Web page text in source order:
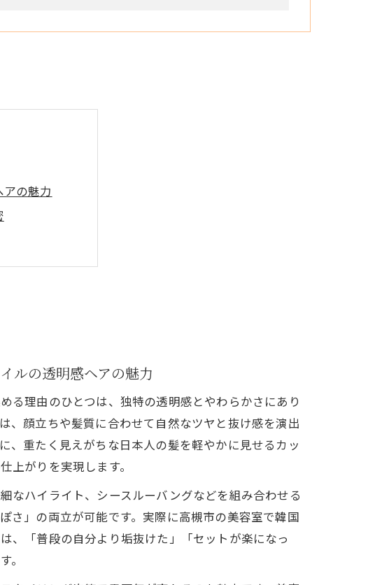
の魅力
ント
コツ
方
説
い理由
応力
ット体験
ー事例
感想
ルの透明感ヘアの魅力
る理由のひとつは、独特の透明感とやわらかさにあり
、顔立ちや髪質に合わせて自然なツヤと抜け感を演出
、重たく見えがちな日本人の髪を軽やかに見せるカッ
上がりを実現します。
なハイライト、シースルーバングなどを組み合わせる
さ」の両立が可能です。実際に高槻市の美容室で韓国
、「普段の自分より垢抜けた」「セットが楽になっ
。